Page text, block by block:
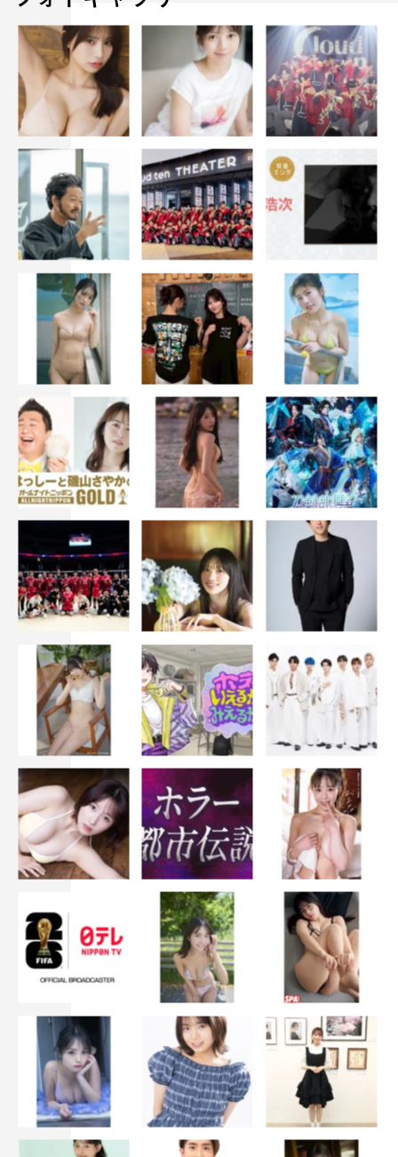
中高生のときって一番多感なときですよね。地方民は、都
会へのあこがれを誰しもが持つんですけど、そういう多感
なときに、こういう形で体験させてもらえるって、絶対に
人生の大きな転機になると思うんです。東京で受けた刺激
をそのまま持ち帰って、地元の友達にも影響を与えると思
うし、この経験を生かして頑張ってほしいです。
上京っていうのは、実はそんなに難しくないことですし、
友達と「真似していってくるわ！」みたいなノリで、気軽
に遊びに来てほしいなって思いました。
＜山崎弘也（アンタッチャブル）コメント＞
あらためて、東京の人も優しいなって思いました。東京の
人は、なんとなく冷たいっていうイメージがある中、あん
なに優しい人たちがいるっていうね。相乗効果というか、
地方のよさも知り、東京のよさも知れる、みたいなね。東
京をいろんな角度から見せてくれる番組でよかったです。
なんかこう（東京の）一つひとつを大切に見られるように
なりそうな気がします。
ただ皆さん、東京に行きたいからって「行ったことない」
ってウソをつくのだけはやめてほしいですね（笑）。タダ
で東京に連れて行ってくれる番組だと思われちゃうんで
（笑）。そこだけは皆さん、正直に答えていただきたいな
と。交通費も高いですから（笑）。
『はじめて東京行ってみたら？ 秘境＆離島から東京の優
テレビ東京ほか
7月30日（火）後6・55～8・54
出演者：小泉孝太郎、島崎和歌子、山崎弘也（アンタッチ
ャブル）、ファーストサマーウイカ、森昌子、松本明子、
小峠英二（バイきんぐ）、飯尾和樹（ずん）、鷲見玲奈
（テレビ東京アナウンサー）
©テレビ東京
アンタッチャブル
ファーストサマーウイカ 小泉孝太郎
山崎弘也